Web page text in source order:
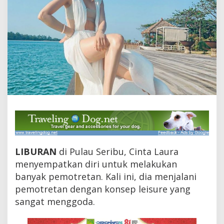
a
P
a
m
e
r
R
o
S
b
e
k
B
i
k
i
C
o
o
LIBURAN di Pulau Seribu, Cinta Laura
menyempatkan diri untuk melakukan
banyak pemotretan. Kali ini, dia menjalani
pemotretan dengan konsep leisure yang
sangat menggoda.